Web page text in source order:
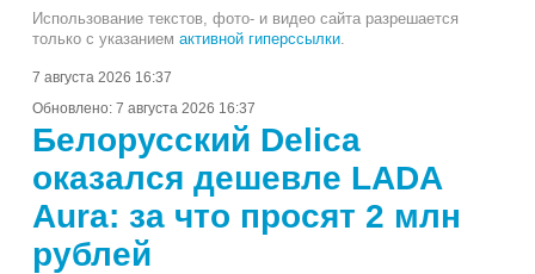
Использование текстов, фото- и видео сайта разрешается
только с указанием активной гиперссылки
7 августа 2026 16:37
Обновлено: 7 августа 2026 16:37
Белорусский Delica
оказался дешевле LADA
Aura: за что просят 2 млн
рублей